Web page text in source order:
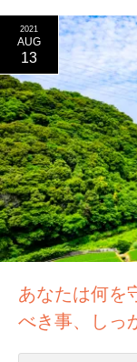
2021
AUG
13
あなたは何を
べき事、しっ